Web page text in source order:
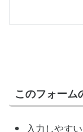
このフォーム
入力しやす